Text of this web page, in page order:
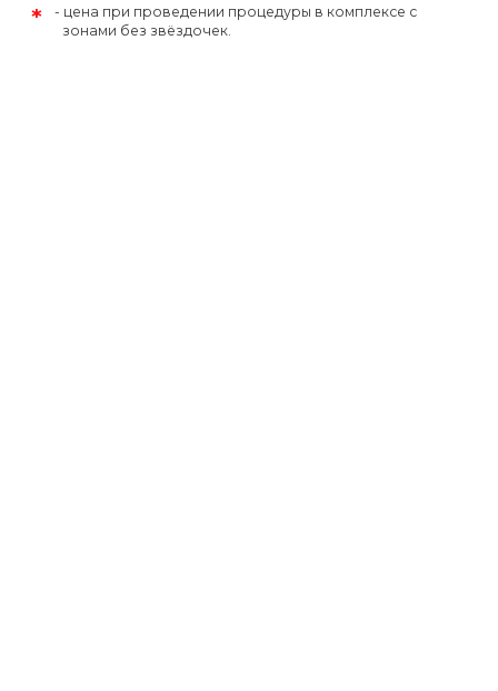
*
цена при проведении процедуры в комплексе с
зонами без звёздочек.